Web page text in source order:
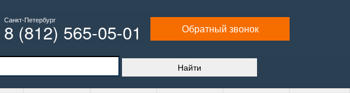
Санкт-Петербург
8 (812) 565-05-01 Обратный звонок